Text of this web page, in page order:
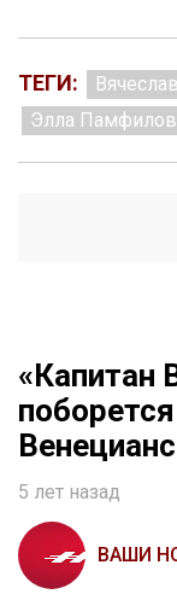
ТЕГИ:
Элла
«Капитан
5 лет назад
ВАШИ